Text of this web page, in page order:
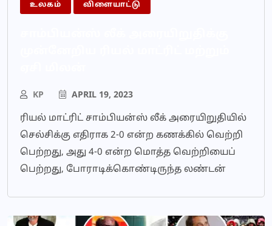
உலகம் விளையாட்டு
KP APRIL 19, 2023
ரியல் மாட்ரிட் சாம்பியன்ஸ் லீக் அரையிறுதியில்
செல்சிக்கு எதிராக 2-0 என்ற கணக்கில் வெற்றி
பெற்றது, அது 4-0 என்ற மொத்த வெற்றியைப்
பெற்றது, போராடிக்கொண்டிருந்த லண்டன்